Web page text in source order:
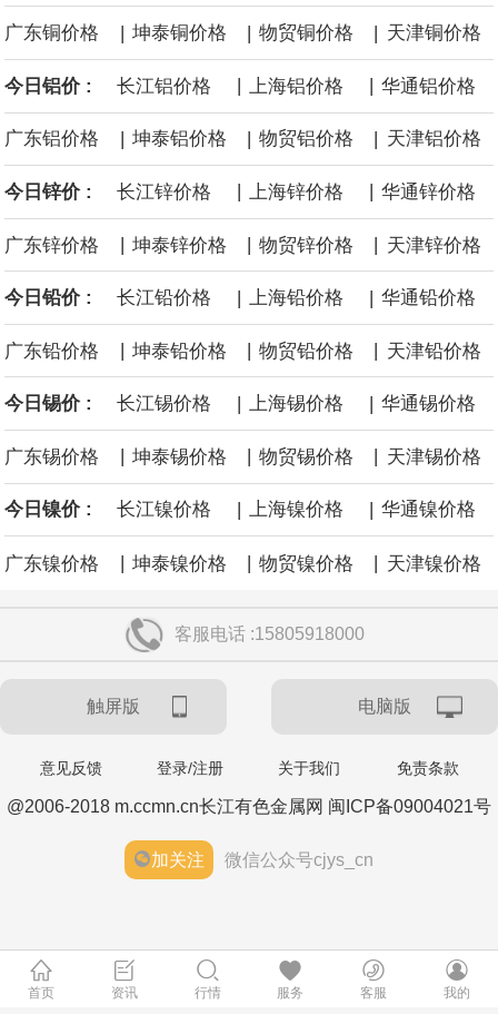
面战舰项目之一。 根据CBO的初步估算，首舰造价约234亿美元，
后续14艘平均每艘约180亿美元。
黄金价格有望录得自今年1月以来最大单周涨幅。油价走弱为金价提
供支撑，同时投资者正等待美国非农就业数据，以寻找美国利率前
景的线索。StoneX高级分析师马特·辛普森表示，中东和平前景改善
海力士：龙仁工厂将生产高带宽内存（HBM）及其他下一代动态随
机存取存储器（DRAM）。
广东铜价格 | 坤泰铜价格 | 物贸铜价格 | 天津铜价格
今日铝价 : 长江铝价格 上海铝价格 华通铝价格
广东铝价格 | 坤泰铝价格 | 物贸铝价格 | 天津铝价格
今日锌价 : 长江锌价格 上海锌价格 华通锌价格
广东锌价格 | 坤泰锌价格 | 物贸锌价格 | 天津锌价格
今日铅价 : 长江铅价格 | 上海铅价格 | 华通铅价格
广东铅价格 坤泰铅价格 物贸铅价格 天津铅价格
今日锡价 : 长江锡价格 | 上海锡价格 | 华通锡价格
广东锡价格 坤泰锡价格 物贸锡价格 天津锡价格
今日镍价 : 长江镍价格 | 上海镍价格 | 华通镍价格
广东镍价格 | 坤泰镍价格 | 物贸镍价格 | 天津镍价格
客服电话 :15805918000
触屏版 电脑版
意见反馈 登录/注册 关于我们 免责条款
@2006-2018 m.ccmn.cn长江有色金属网 闽ICP备09004021号
加关注 微信公众号cjys_cn
首页 资讯 行情 服务 客服 我的